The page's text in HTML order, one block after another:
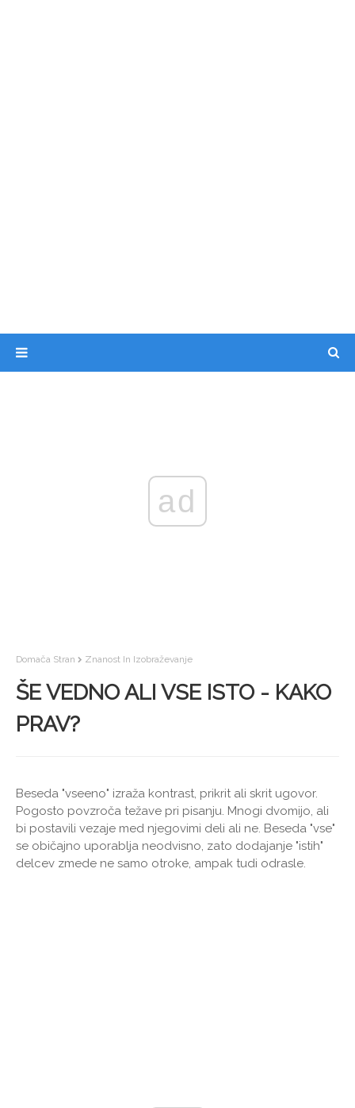
ad
Domača Stran Znanost In Izobraževanje
ŠE VEDNO ALI VSE ISTO - KAKO
PRAV?
Beseda "vseeno" izraža kontrast, prikrit ali skrit ugovor.
Pogosto povzroča težave pri pisanju. Mnogi dvomijo, ali
bi postavili vezaje med njegovimi deli ali ne. Beseda "vse"
se običajno uporablja neodvisno, zato dodajanje "istih"
delcev zmede ne samo otroke, ampak tudi odrasle.